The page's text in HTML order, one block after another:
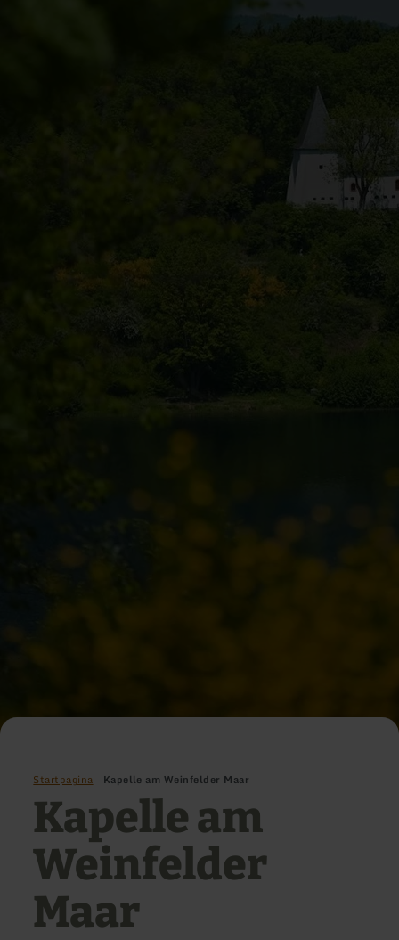
Startpagina Kapelle am Weinfelder Maar
Kapelle am
Weinfelder
Maar